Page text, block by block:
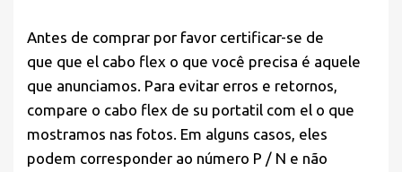
Antes de comprar por favor certificar-se de
que que el cabo flex o que você precisa é aquele
que anunciamos. Para evitar erros e retornos,
compare o cabo flex de su portatil com el o que
mostramos nas fotos. Em alguns casos, eles
podem corresponder ao número P / N e não